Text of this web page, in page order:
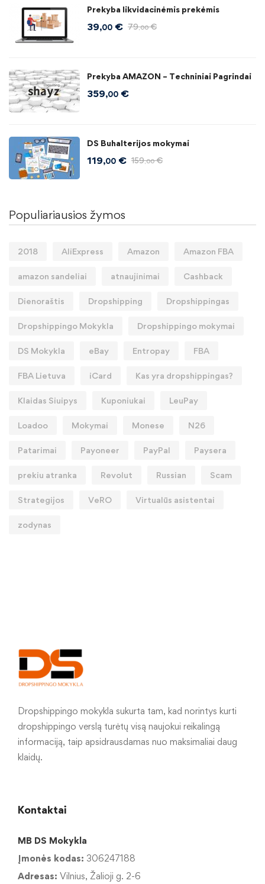
Prekyba likvidacinėmis prekėmis
39,00 € 79,00 €
Prekyba AMAZON – Techniniai Pagrindai
359,00 €
DS Buhalterijos mokymai
119,00 € 159,00 €
Populiariausios žymos
2018 AliExpress Amazon Amazon FBA
amazon sandeliai atnaujinimai Cashback
Dienoraštis Dropshipping Dropshippingas
Dropshippingo Mokykla Dropshippingo mokymai
DS Mokykla eBay Entropay FBA
FBA Lietuva iCard Kas yra dropshippingas?
Klaidas Siuipys Kuponiukai LeuPay
Loadoo Mokymai Monese N26
Patarimai Payoneer PayPal Paysera
prekiu atranka Revolut Russian Scam
Strategijos VeRO Virtualūs asistentai
zodynas
Dropshippingo mokykla sukurta tam, kad norintys kurti
dropshippingo verslą turėtų visą naujokui reikalingą
informaciją, taip apsidrausdamas nuo maksimaliai daug
klaidų.
Kontaktai
MB DS Mokykla
Įmonės kodas: 306247188
Adresas: Vilnius, Žalioji g. 2-6